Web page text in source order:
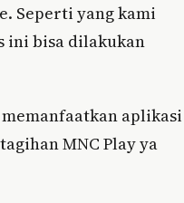
Seperti yang kami
ini bisa dilakukan
aplikasi
MNC Play ya